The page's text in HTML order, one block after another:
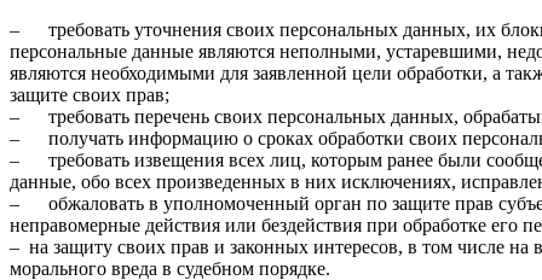
– требовать уточнения своих персональных данных, их
персональные данные являются неполными, устаревшими,
являются необходимыми для заявленной цели обработки, а
защите своих прав;
– требовать перечень своих персональных данных,
– получать информацию о сроках обработки своих
– требовать извещения всех лиц, которым ранее были
данные, обо всех произведенных в них исключениях,
– обжаловать в уполномоченный орган по защите прав
неправомерные действия или бездействия при обработке его
– на защиту своих прав и законных интересов, в том числе
морального вреда в судебном порядке.